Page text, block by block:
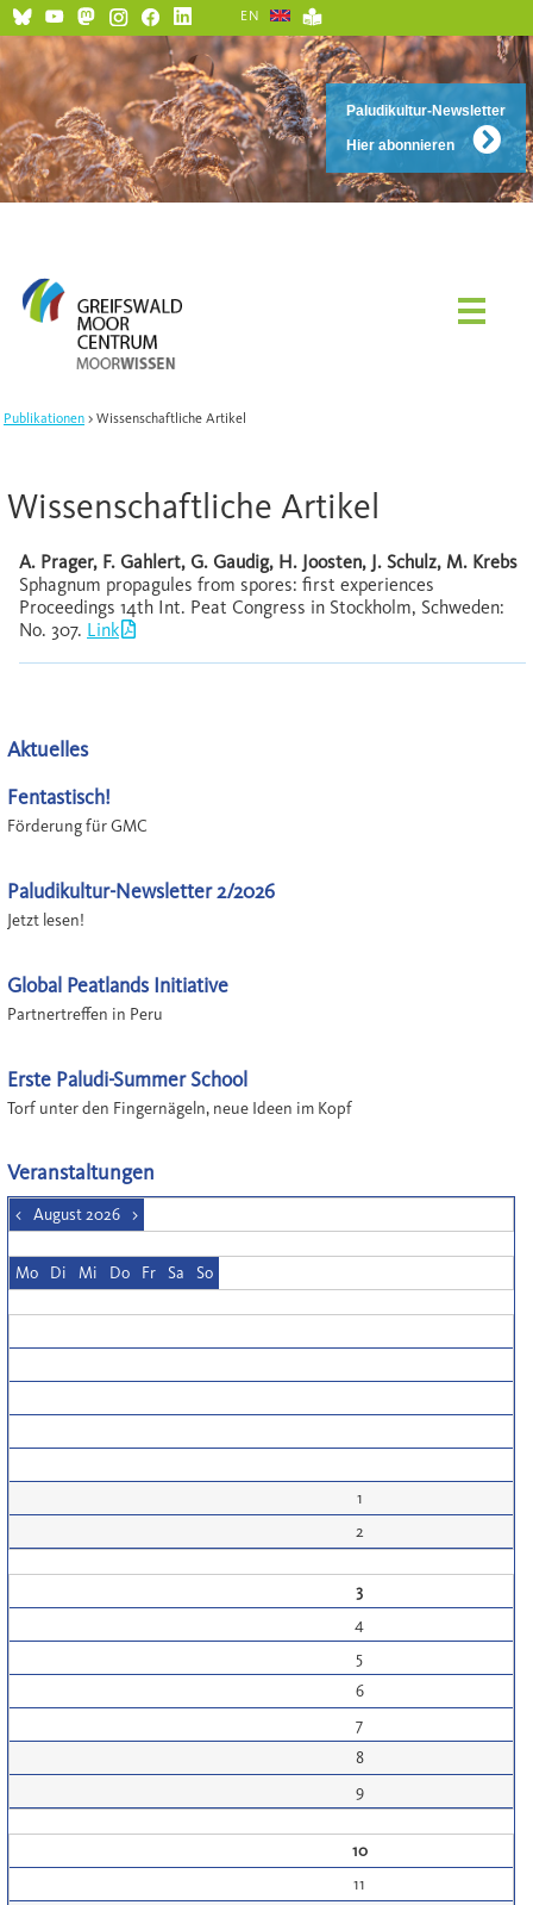
Paludikultur-Newsletter
Hier abonnieren
EN
Publikationen Wissenschaftliche Artikel
Wissenschaftliche Artikel
A. Prager, F. Gahlert, G. Gaudig, H. Joosten, J. Schulz, M. Krebs
Sphagnum propagules from spores: first experiences
Proceedings 14th Int. Peat Congress in Stockholm, Schweden:
No. 307. Link
Aktuelles
Fentastisch!
Förderung für GMC
Paludikultur-Newsletter 2/2026
Jetzt lesen!
Global Peatlands Initiative
Partnertreffen in Peru
Erste Paludi-Summer School
Torf unter den Fingernägeln, neue Ideen im Kopf
Veranstaltungen
< August 2026 >
Mo Di Mi Do Fr Sa So
1
2
3
4
5
6
7
8
9
10
11